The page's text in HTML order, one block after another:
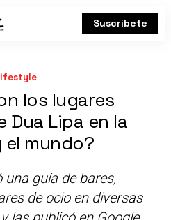
Suscríbete
los lugares
Lipa en la
el mundo?
una guía de bares,
de ocio en diversas